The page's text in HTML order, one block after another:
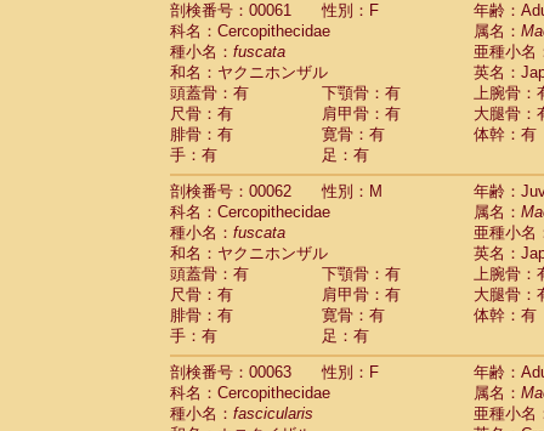
剖検番号：00061
性別：F
年齢：
科名：Cercopithecidae
属名：
種小名： fuscata
亜種小名
和名：ヤクニホンザル
英名：
頭蓋骨：有
下顎骨：有
上腕骨：
尺骨：有
肩甲骨：有
大腿骨：
腓骨：有
寛骨：有
体幹：有
手：有
足：有
剖検番号：00062
性別：M
年齢：
科名：Cercopithecidae
属名：
種小名： fuscata
亜種小名
和名：ヤクニホンザル
英名：
頭蓋骨：有
下顎骨：有
上腕骨：
尺骨：有
肩甲骨：有
大腿骨：
腓骨：有
寛骨：有
体幹：有
手：有
足：有
剖検番号：00063
性別：F
年齢：
科名：Cercopithecidae
属名：
種小名： fascicularis
亜種小名